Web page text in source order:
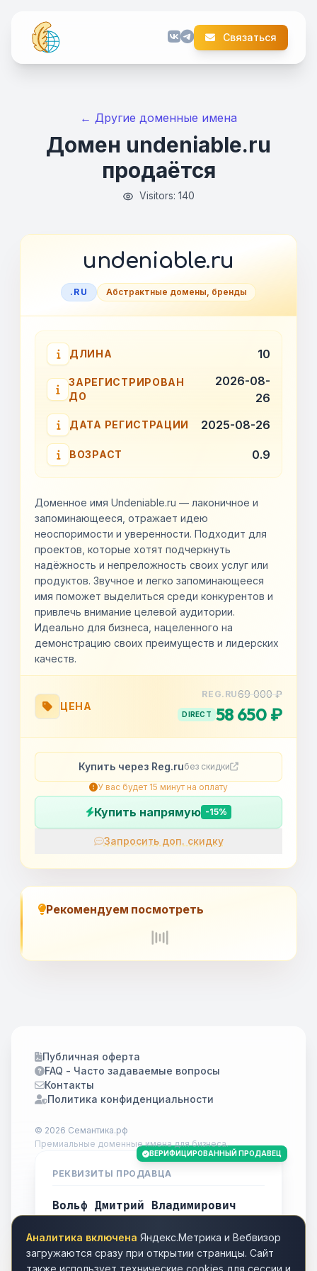
Аналитика включена Яндекс.Метрика и Вебвизор
загружаются сразу при открытии страницы. Сайт
также использует технические cookies для сессии и
Связаться
← Другие доменные имена
Домен undeniable.ru
продаётся
Visitors: 140
undeniable.ru
.RU Абстрактные домены, бренды
ДЛИНА 10
ЗАРЕГИСТРИРОВАН
ДО
2026-08-
26
ДАТА РЕГИСТРАЦИИ 2025-08-26
ВОЗРАСТ 0.9
Доменное имя Undeniable.ru — лаконичное и
запоминающееся, отражает идею
неоспоримости и уверенности. Подходит для
проектов, которые хотят подчеркнуть
надёжность и непреложность своих услуг или
продуктов. Звучное и легко запоминающееся
имя поможет выделиться среди конкурентов и
привлечь внимание целевой аудитории.
Идеально для бизнеса, нацеленного на
демонстрацию своих преимуществ и лидерских
качеств.
ЦЕНА
REG.RU69 000 ₽
DIRECT 58 650 ₽
Купить через Reg.ruбез скидки
У вас будет 15 минут на оплату
Купить напрямую -15%
Запросить доп. скидку
Рекомендуем посмотреть
Публичная оферта
FAQ - Часто задаваемые вопросы
Контакты
Политика конфиденциальности
© 2026 Семантика.рф
Премиальные доменные имена для бизнеса.
ВЕРИФИЦИРОВАННЫЙ ПРОДАВЕЦ
РЕКВИЗИТЫ ПРОДАВЦА
Вольф Дмитрий Владимирович
Город
Томск